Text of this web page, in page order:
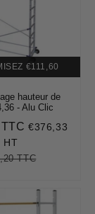
€111,60
hauteur de
- Alu Clic
€451,60
€376,33
HT
TTC€563,20